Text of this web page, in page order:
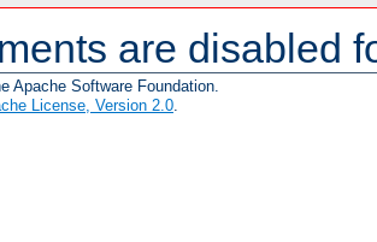
are disabled
Apache Software Foundation.
License, Version 2.0.